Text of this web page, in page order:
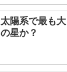
太陽系で最も
の星か？